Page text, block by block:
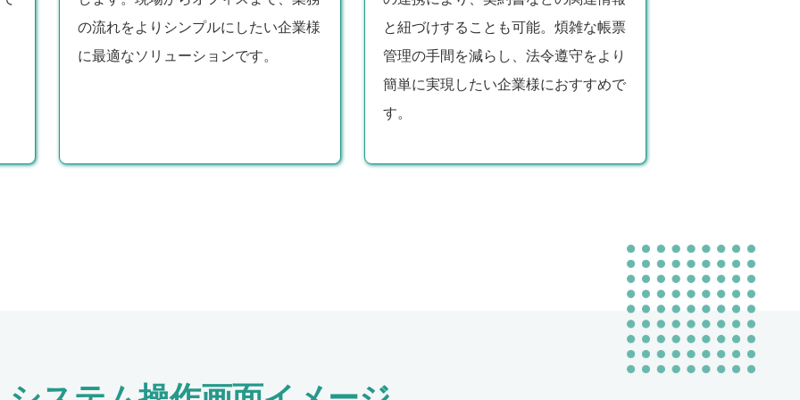
の流れをよりシンプルにしたい企業様
に最適なソリューションです。
と紐づけすることも可能。煩雑な帳票
管理の手間を減らし、法令遵守をより
簡単に実現したい企業様におすすめで
す。